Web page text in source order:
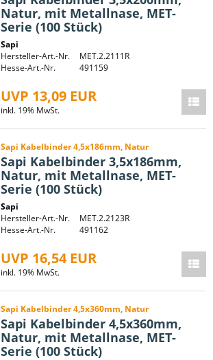
Natur, mit Metallnase, MET-
Serie (100 Stück)
Sapi
Hersteller-Art.-Nr.
MET.2.2111R
Hesse-Art.-Nr.
491159
UVP 13,09 EUR
inkl. 19% MwSt.
Sapi Kabelbinder 4,5x186mm, Natur
Sapi Kabelbinder 3,5x186mm,
Natur, mit Metallnase, MET-
Serie (100 Stück)
Sapi
Hersteller-Art.-Nr.
MET.2.2123R
Hesse-Art.-Nr.
491162
UVP 16,54 EUR
inkl. 19% MwSt.
Sapi Kabelbinder 4,5x360mm, Natur
Sapi Kabelbinder 4,5x360mm,
Natur, mit Metallnase, MET-
Serie (100 Stück)